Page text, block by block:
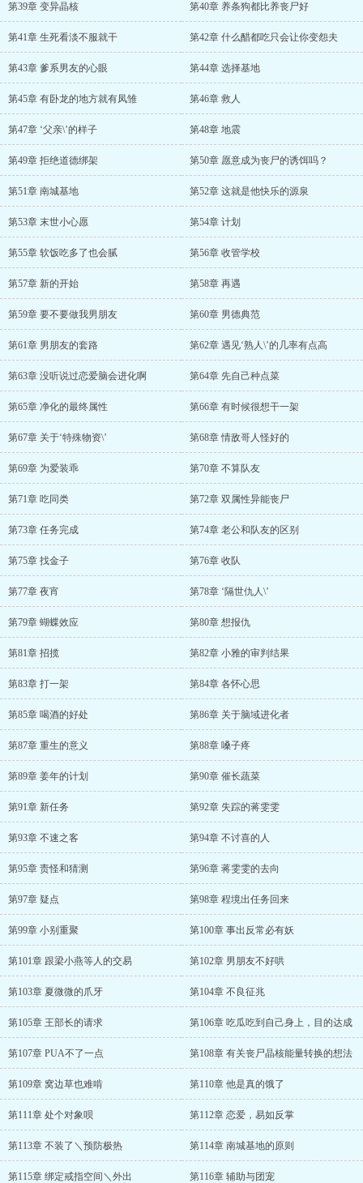
第39章 变异晶核 第40章 养条狗都比养丧尸好
第41章 生死看淡不服就干 第42章 什么醋都吃只会让你变怨夫
第43章 爹系男友的心眼 第44章 选择基地
第45章 有卧龙的地方就有凤雏 第46章 救人
第47章 ‘父亲\’的样子 第48章 地震
第49章 拒绝道德绑架 第50章 愿意成为丧尸的诱饵吗？
第51章 南城基地 第52章 这就是他快乐的源泉
第53章 末世小心愿 第54章 计划
第55章 软饭吃多了也会腻 第56章 收管学校
第57章 新的开始 第58章 再遇
第59章 要不要做我男朋友 第60章 男德典范
第61章 男朋友的套路 第62章 遇见‘熟人\’的几率有点高
第63章 没听说过恋爱脑会进化啊 第64章 先自己种点菜
第65章 净化的最终属性 第66章 有时候很想干一架
第67章 关于‘特殊物资\’ 第68章 情敌哥人怪好的
第69章 为爱装乖 第70章 不算队友
第71章 吃同类 第72章 双属性异能丧尸
第73章 任务完成 第74章 老公和队友的区别
第75章 找金子 第76章 收队
第77章 夜宵 第78章 ‘隔世仇人\’
第79章 蝴蝶效应 第80章 想报仇
第81章 招揽 第82章 小雅的审判结果
第83章 打一架 第84章 各怀心思
第85章 喝酒的好处 第86章 关于脑域进化者
第87章 重生的意义 第88章 嗓子疼
第89章 姜年的计划 第90章 催长蔬菜
第91章 新任务 第92章 失踪的蒋雯雯
第93章 不速之客 第94章 不讨喜的人
第95章 责怪和猜测 第96章 蒋雯雯的去向
第97章 疑点 第98章 程境出任务回来
第99章 小别重聚 第100章 事出反常必有妖
第101章 跟梁小燕等人的交易 第102章 男朋友不好哄
第103章 夏微微的爪牙 第104章 不良征兆
第105章 王部长的请求 第106章 吃瓜吃到自己身上，目的达成
第107章 PUA不了一点 第108章 有关丧尸晶核能量转换的想法
第109章 窝边草也难啃 第110章 他是真的饿了
第111章 处个对象呗 第112章 恋爱，易如反掌
第113章 不装了＼预防极热 第114章 南城基地的原则
第115章 绑定戒指空间＼外出 第116章 辅助与团宠